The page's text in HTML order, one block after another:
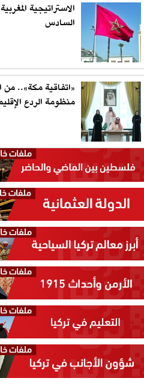
الاستراتيجية
السادس
«اتفاقية مكة».. من
منظومة الردع